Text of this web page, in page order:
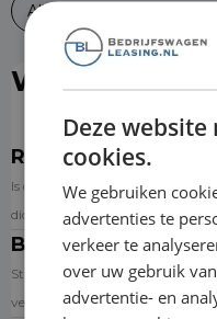
Alles bekijken
Wat is er
Reparatie &
Is de auto toe aan onderhoud?
dichtstbijzijnde aangesloten
Banden
Standaard wordt de auto op
versleten? Dan krijg je een
Deze
cookies.
We gebruiken
advertenties te
verkeer te
over uw gebruik
advertentie- en